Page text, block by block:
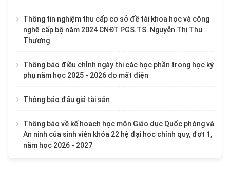
Thông tin nghiệm thu cấp cơ sở đề tài khoa học và công
nghệ cấp bộ năm 2024 CNĐT PGS.TS. Nguyễn Thị Thu
Thương
Thông báo điều chỉnh ngày thi các học phần trong học kỳ
phụ năm học 2025 - 2026 do mất điện
Thông báo đấu giá tài sản
Thông báo về kế hoạch học môn Giáo dục Quốc phòng và
An ninh của sinh viên khóa 22 hệ đại học chính quy, đợt 1,
năm học 2026 - 2027